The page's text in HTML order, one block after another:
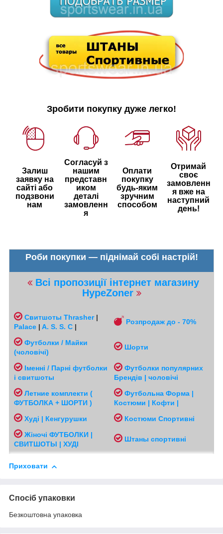
Зробити покупку дуже легко!
Залиш
заявку на
сайті або
подзвони
нам
Согласуй з
нашим
представн
иком
деталі
замовленн
я
Оплати
покупку
будь-яким
зручним
способом
Отримай
своє
замовленн
я вже на
наступний
день!
Роби покупки — піднімай собі настрій!
Всі пропозиції інтернет магазину
HypeZoner
Свитшоты Thrasher|
Palace | A. S. S. C |
Розпродаж до - 70%
Футболки / Майки
(чоловічі)
Шорти
Іменні / Парні футболки
і свитшоты
Футболки популярних
Брендів | чоловічі
Летние комплекти (
ФУТБОЛКА + ШОРТИ )
Футбольна Форма |
Костюми | Кофти |
Худі | Кенгурушки
Костюми Спортивні
Жіночі ФУТБОЛКИ |
СВИТШОТЫ | ХУДІ
Штаны спортивні
Приховати
Спосіб упаковки
Безкоштовна упаковка